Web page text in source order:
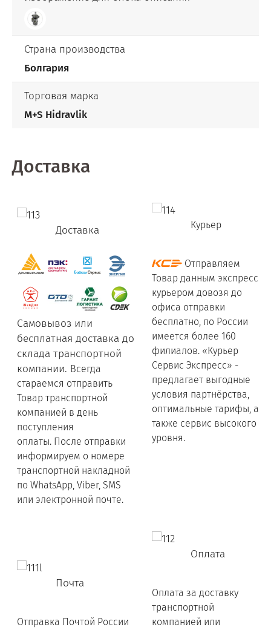
Страна производства
Болгария
Торговая марка
M+S Hidravlik
Доставка
Доставка
Самовывоз или
бесплатная доставка до
склада транспортной
компании. Всегда
стараемся отправить
Товар транспортной
компанией в день
поступления
оплаты. После отправки
информируем о номере
транспортной накладной
по WhatsApp, Viber, SMS
или электронной почте.
Курьер
Отправляем
Товар данным экспресс
курьером довозя до
офиса отправки
бесплатно, по России
имеется более 160
филиалов. «Курьер
Сервис Экспресс» -
предлагает выгодные
условия партнёрства,
оптимальные тарифы, а
также сервис высокого
уровня.
Почта
Отправка Почтой России
Оплата
Оплата за доставку
транспортной
компанией или